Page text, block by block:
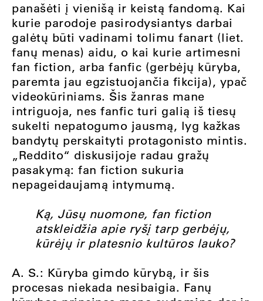
panašėti į vienišą ir keistą fandomą. Kai
kurie parodoje pasirodysiantys darbai
galėtų būti vadinami tolimu fanart (liet.
fanų menas) aidu, o kai kurie artimesni
fan fiction, arba fanfic (gerbėjų kūryba,
paremta jau egzistuojančia fikcija), ypač
videokūriniams. Šis žanras mane
intriguoja, nes fanfic turi galią iš tiesų
sukelti nepatogumo jausmą, lyg kažkas
bandytų perskaityti protagonisto mintis.
„Reddito“ diskusijoje radau gražų
pasakymą: fan fiction sukuria
nepageidaujamą intymumą.
Ką, Jūsų nuomone, fan fiction
atskleidžia apie ryšį tarp gerbėjų,
kūrėjų ir platesnio kultūros lauko?
A. S.: Kūryba gimdo kūrybą, ir šis
procesas niekada nesibaigia. Fanų